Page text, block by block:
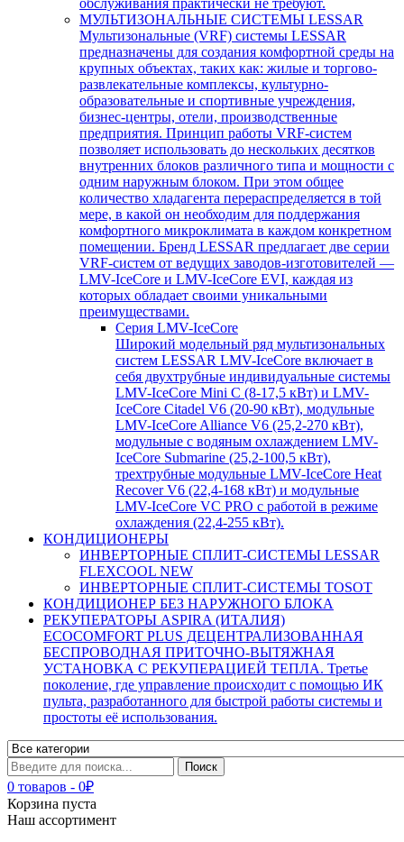
обслуживания практически не требуют.
МУЛЬТИЗОНАЛЬНЫЕ СИСТЕМЫ LESSAR
Мультизональные (VRF) системы LESSAR
предназначены для создания комфортной среды на
крупных объектах, таких как: жилые и торгово-
развлекательные комплексы, культурно-
образовательные и спортивные учреждения,
бизнес-центры, отели, производственные
предприятия. Принцип работы VRF-систем
позволяет использовать до нескольких десятков
внутренних блоков различного типа и мощности с
одним наружным блоком. При этом общее
количество хладагента перераспределяется в той
мере, в какой он необходим для поддержания
комфортного микроклимата в каждом конкретном
помещении. Бренд LESSAR предлагает две серии
VRF-систем от ведущих заводов-изготовителей —
LMV-IceCore и LMV-IceCore EVI, каждая из
которых обладает своими уникальными
преимуществами.
Серия LMV-IceCore
Широкий модельный ряд мультизональных
систем LESSAR LMV-IceCore включает в
себя двухтрубные индивидуальные системы
LMV-IceCore Mini C (8-17,5 кВт) и LMV-
IceCore Citadel V6 (20-90 кВт), модульные
LMV-IceCore Alliance V6 (25,2-270 кВт),
модульные с водяным охлаждением LMV-
IceCore Submarine (25,2-100,5 кВт),
трехтрубные модульные LMV-IceCore Heat
Recover V6 (22,4-168 кВт) и модульные
LMV-IceCore VC PRO с работой в режиме
охлаждения (22,4-255 кВт).
КОНДИЦИОНЕРЫ
ИНВЕРТОРНЫЕ СПЛИТ-СИСТЕМЫ LESSAR
FLEXCOOL NEW
ИНВЕРТОРНЫЕ СПЛИТ-СИСТЕМЫ TOSOT
КОНДИЦИОНЕР БЕЗ НАРУЖНОГО БЛОКА
РЕКУПЕРАТОРЫ ASPIRA (ИТАЛИЯ)
ECOCOMFORT PLUS ДЕЦЕНТРАЛИЗОВАННАЯ
БЕСПРОВОДНАЯ ПРИТОЧНО-ВЫТЯЖНАЯ
УСТАНОВКА С РЕКУПЕРАЦИЕЙ ТЕПЛА. Третье
поколение, где управление происходит с помощью ИК
пульта, разработанного для быстрой работы системы и
простоты её использования.
0 товаров - 0₽
Корзина пуста
Наш ассортимент